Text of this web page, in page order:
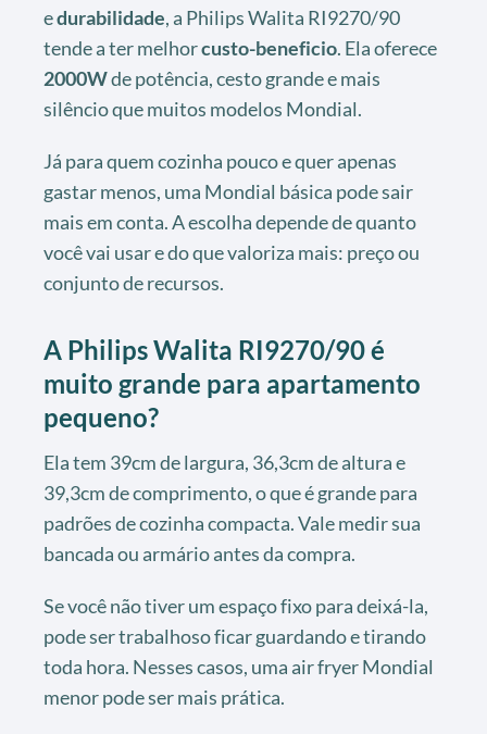
edurabilidade, a Philips Walita RI9270/90
tende a ter melhorcusto-beneficio. Ela oferece
2000Wde potência, cesto grande e mais
silêncio que muitos modelos Mondial.
Já para quem cozinha pouco e quer apenas
gastar menos, uma Mondial básica pode sair
mais em conta. A escolha depende de quanto
você vai usar e do que valoriza mais: preço ou
conjunto de recursos.
A Philips Walita RI9270/90 é
muito grande para apartamento
pequeno?
Ela tem 39cm de largura, 36,3cm de altura e
39,3cm de comprimento, o que é grande para
padrões de cozinha compacta. Vale medir sua
bancada ou armário antes da compra.
Se você não tiver um espaço fixo para deixá-la,
pode ser trabalhoso ficar guardando e tirando
toda hora. Nesses casos, uma air fryer Mondial
menor pode ser mais prática.